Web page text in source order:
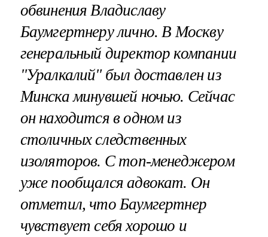
обвинения Владиславу
Баумгертнеру лично. В Москву
генеральный директор компании
"Уралкалий" был доставлен из
Минска минувшей ночью. Сейчас
он находится в одном из
столичных следственных
изоляторов. С топ-менеджером
уже пообщался адвокат. Он
отметил, что Баумгертнер
чувствует себя хорошо и